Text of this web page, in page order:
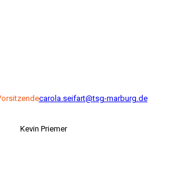
carola.seifart@tsg-marburg.de